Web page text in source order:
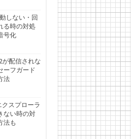
しない・回
る時の対処
号化
が配信されな
ーフガード
法
スプローラ
ない時の対
法も